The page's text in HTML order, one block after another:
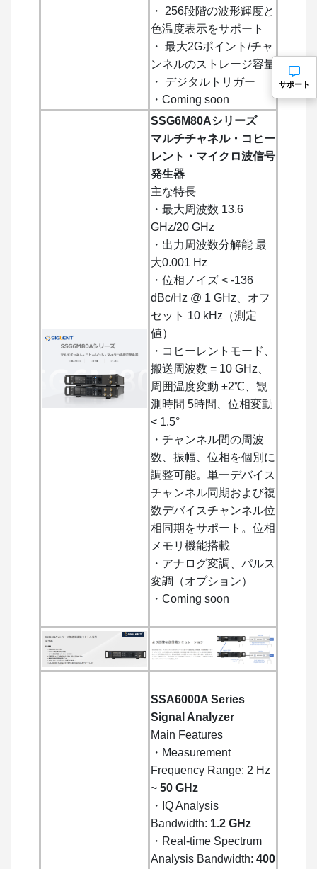
・ 256段階の波形輝度と
色温度表示をサポート
・ 最大2Gポイント/チャ
ンネルのストレージ容量
・ デジタルトリガー
・Coming soon
SSG6M80Aシリーズ
マルチチャネル・コヒー
レント・マイクロ波信号
発生器
主な特長
・最大周波数 13.6
GHz/20 GHz
・出力周波数分解能 最
大0.001 Hz
・位相ノイズ < -136
dBc/Hz @ 1 GHz、オフ
セット 10 kHz（測定
値）
・コヒーレントモード、
搬送周波数 = 10 GHz、
周囲温度変動 ±2℃、観
測時間 5時間、位相変動
< 1.5°
・チャンネル間の周波
数、振幅、位相を個別に
調整可能。単一デバイス
チャンネル同期および複
数デバイスチャンネル位
相同期をサポート。位相
メモリ機能搭載
・アナログ変調、パルス
変調（オプション）
・Coming soon
SSA6000A Series
Signal Analyzer
Main Features
・Measurement
Frequency Range: 2 Hz
~ 50 GHz
・IQ Analysis
Bandwidth: 1.2 GHz
・Real-time Spectrum
Analysis Bandwidth: 400
サポート